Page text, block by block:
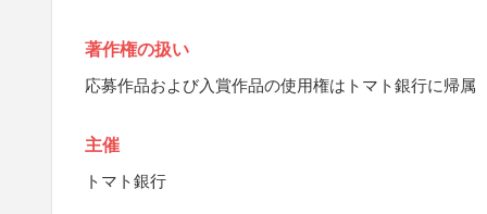
著作権の扱い
応募作品および入賞作品の使用権はトマト銀行に帰属
主催
トマト銀行